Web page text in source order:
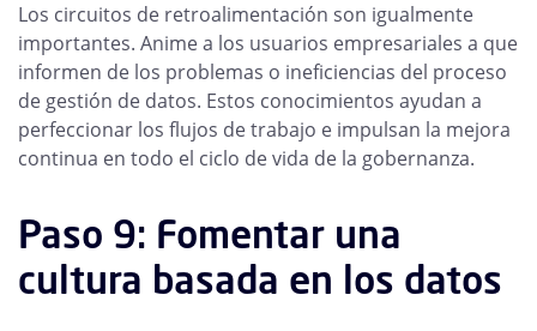
Los circuitos de retroalimentación son igualmente
importantes. Anime a los usuarios empresariales a que
informen de los problemas o ineficiencias del proceso
de gestión de datos. Estos conocimientos ayudan a
perfeccionar los flujos de trabajo e impulsan la mejora
continua en todo el ciclo de vida de la gobernanza.
Paso 9: Fomentar una
cultura basada en los datos